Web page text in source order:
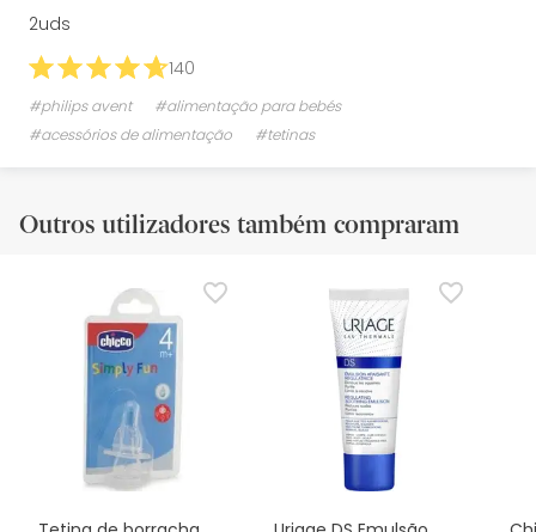
2uds
140
#philips avent
#alimentação para bebés
#acessórios de alimentação
#tetinas
Outros utilizadores também compraram